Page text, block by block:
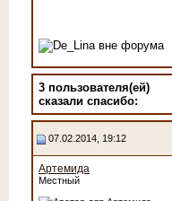
3 пользователя(ей)
сказали cпасибо:
07.02.2014, 19:12
Артемида
Местный